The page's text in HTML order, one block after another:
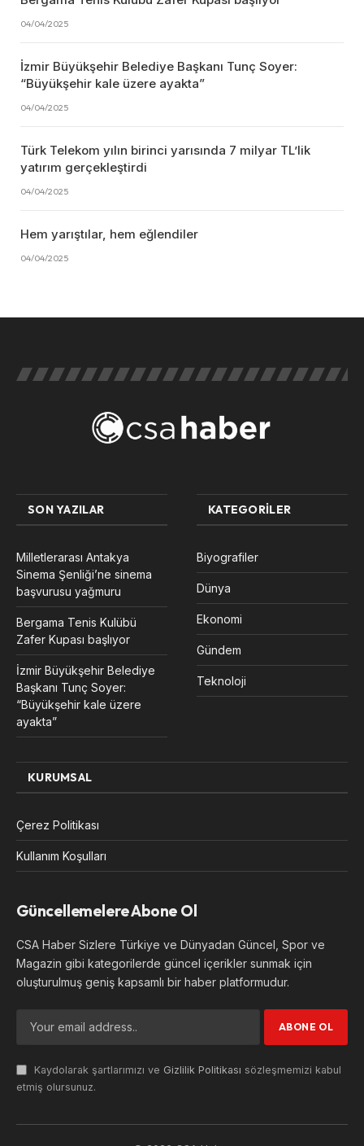
04/04/2025
İzmir Büyükşehir Belediye Başkanı Tunç Soyer:
“Büyükşehir kale üzere ayakta”
04/04/2025
Türk Telekom yılın birinci yarısında 7 milyar TL’lik
yatırım gerçekleştirdi
04/04/2025
Hem yarıştılar, hem eğlendiler
04/04/2025
SON YAZILAR
Milletlerarası Antakya
Sinema Şenliği’ne sinema
başvurusu yağmuru
Bergama Tenis Kulübü
Zafer Kupası başlıyor
İzmir Büyükşehir Belediye
Başkanı Tunç Soyer:
“Büyükşehir kale üzere
ayakta”
KATEGORILER
Biyografiler
Dünya
Ekonomi
Gündem
Teknoloji
KURUMSAL
Çerez Politikası
Kullanım Koşulları
Güncellemelere Abone Ol
CSA Haber Sizlere Türkiye ve Dünyadan Güncel, Spor ve
Magazin gibi kategorilerde güncel içerikler sunmak için
oluşturulmuş geniş kapsamlı bir haber platformudur.
Kaydolarak şartlarımızı ve Gizlilik Politikası sözleşmemizi kabul
etmiş olursunuz.